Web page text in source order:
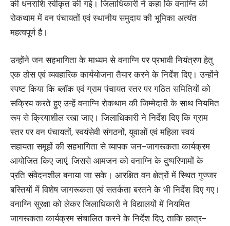
की धनराशि स्वीकृत की गई। जिलाधिकारी ने कहा कि वनाग्नि की
रोकथाम में वन पंचायतों एवं स्थानीय समुदाय की भूमिका अत्यंत
महत्वपूर्ण है।
उन्होंने जन सहभागिता के माध्यम से वनाग्नि पर प्रभावी नियंत्रण हेतु
एक ठोस एवं व्यवहारिक कार्ययोजना तैयार करने के निर्देश दिए। उन्होंने
स्पष्ट किया कि ब्लॉक एवं ग्राम पंचायत स्तर पर गठित समितियों को
सक्रिय करते हुए उन्हें वनाग्नि रोकथाम की जिम्मेदारी के साथ नियमित
रूप से क्रियाशील रखा जाए। जिलाधिकारी ने निर्देश दिए कि ग्राम
स्तर पर वन पंचायतों, स्वयंसेवी संगठनों, युवाओं एवं महिला स्वयं
सहायता समूहों की सहभागिता से व्यापक जन-जागरूकता कार्यक्रम
आयोजित किए जाएं, जिससे आमजन को वनाग्नि के दुष्परिणामों के
प्रति संवेदनशील बनाया जा सके। आरक्षित वन क्षेत्रों में स्थित गुज्जर
बस्तियों में विशेष जागरूकता एवं सतर्कता बरतने के भी निर्देश दिए गए।
वनाग्नि सुरक्षा को लेकर जिलाधिकारी ने विद्यालयों में नियमित
जागरूकता कार्यक्रम संचालित करने के निर्देश दिए, ताकि छात्र-